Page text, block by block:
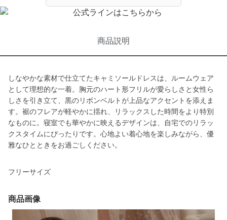
商品説明
しなやかな素材で仕立てたキャミソールドレスは、ルームウェア
として理想的な一着。胸元のハート形フリルが愛らしさと女性ら
しさを引き立て、黒のリボンベルトが上品なアクセントを添えま
す。裾のフレアが軽やかに揺れ、リラックスした時間をより特別
なものに。寝室でも華やかに映えるデザインは、自宅でのリラッ
クスタイムにぴったりです。心地よい着心地を楽しみながら、優
雅なひとときをお過ごしください。
フリーサイズ
商品画像